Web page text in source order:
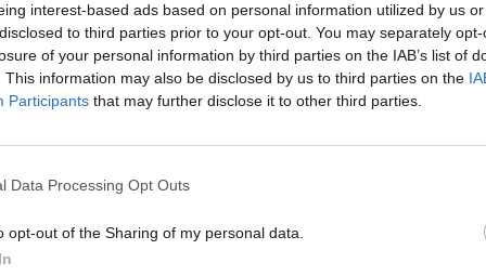
interest-based ads based on personal information utilized by us
to third parties prior to your opt-out. You may separately
of your personal information by third parties on the IAB’s list of
This information may also be disclosed by us to third parties on the
Participants that may further disclose it to other third parties.
Data Processing Opt Outs
opt-out of the Sharing of my personal data.
ATENAS: la experiencia de
la enfermedad de Andrade
Redacción
28/10/2025
implicados.
de los adultos con alopecia grave
con baricitinib alcanza una